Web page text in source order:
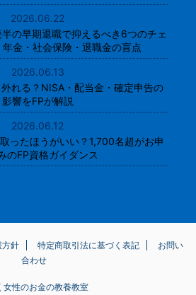
2026.06.22
半の早期退職で抑えるべき6つのチェ
年金・社会保険・退職金の盲点
2026.06.13
れる？NISA・配当金・確定申告の
影響をFPが解説
2026.06.12
ったほうがいい？1,700名超がお申
のFP資格ガイダンス
方針 特定商取引法に基づく表記
お問い
合わせ
女性のお金の教養教室